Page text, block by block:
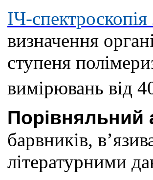
ІЧ-
визначення
ступеня
вимірювань від
Порівняльний
барвників,
літературними